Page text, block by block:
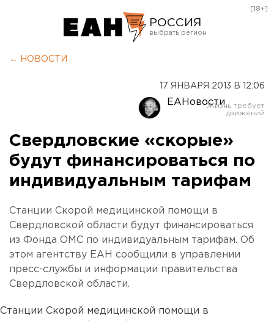
РОССИЯ
Оренбург
[18+]
← НОВОСТИ
17 ЯНВАРЯ 2013 В 12:06
ЕАНовости
Свердловские «скорые»
будут финансироваться по
индивидуальным тарифам
Станции Скорой медицинской помощи в
Свердловской области будут финансироваться
из Фонда ОМС по индивидуальным тарифам. Об
этом агентству ЕАН сообщили в управлении
пресс-службы и информации правительства
Свердловской области.
Станции Скорой медицинской помощи в